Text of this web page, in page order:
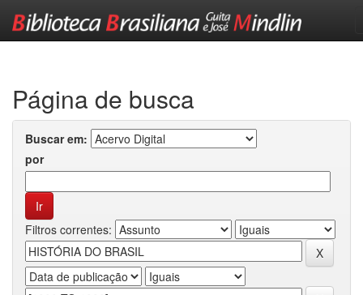
Página de busca
Buscar em:
por
Filtros correntes: